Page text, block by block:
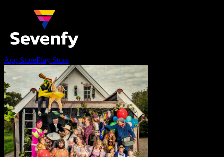
App StorePlay Store